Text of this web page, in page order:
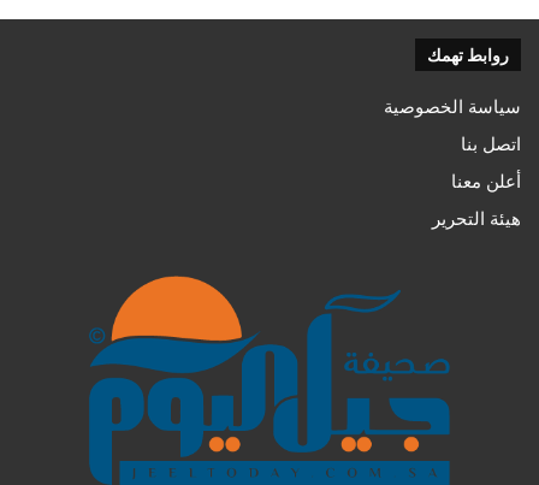
روابط تهمك
سياسة الخصوصية
اتصل بنا
أعلن معنا
هيئة التحرير